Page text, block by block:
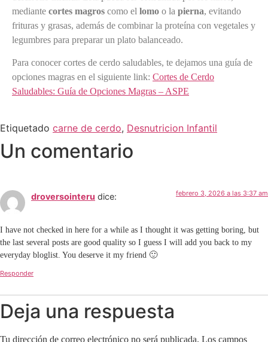
mediante cortes magros como el lomo o la pierna, evitando
frituras y grasas, además de combinar la proteína con vegetales y
legumbres para preparar un plato balanceado.
Para conocer cortes de cerdo saludables, te dejamos una guía de
opciones magras en el siguiente link: Cortes de Cerdo
Saludables: Guía de Opciones Magras – ASPE
Etiquetado carne de cerdo, Desnutricion Infantil
Un comentario
droversointeru dice: febrero 3, 2026 a las 3:37 am
I have not checked in here for a while as I thought it was getting boring, but
the last several posts are good quality so I guess I will add you back to my
everyday bloglist. You deserve it my friend 🙂
Responder
Deja una respuesta
Tu dirección de correo electrónico no será publicada. Los campos